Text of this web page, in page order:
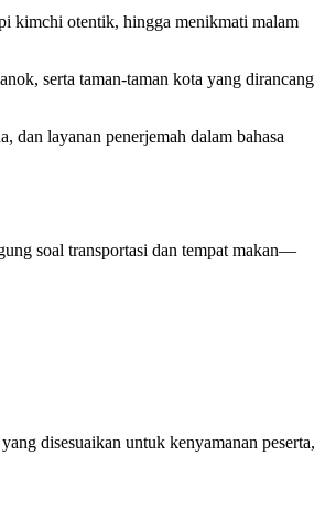
kimchi otentik, hingga menikmati malam
serta taman-taman kota yang dirancang
layanan penerjemah dalam bahasa
soal transportasi dan tempat makan—
disesuaikan untuk kenyamanan peserta,